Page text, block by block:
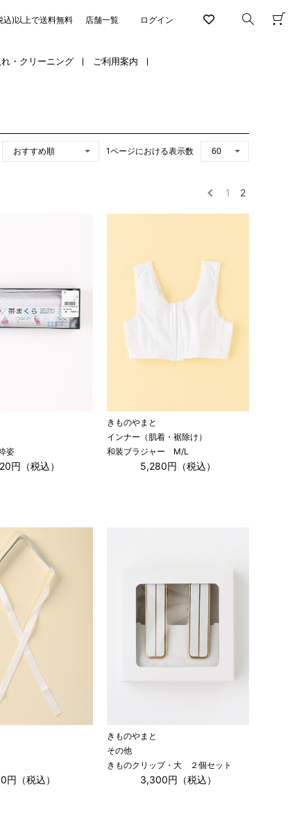
ログイン
)以上で送料無料 店舗一覧
・クリーニング ご利用案内
1ページにおける表示数
1 2
姿
円（税込）
きものやまと
インナー（肌着・裾除け）
和装ブラジャー M/L
5,280円（税込）
円（税込）
きものやまと
その他
きものクリップ・大 ２個セット
3,300円（税込）